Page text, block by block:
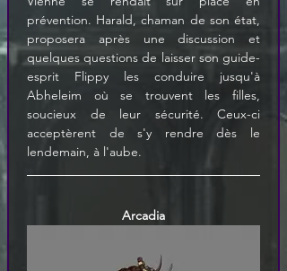
prévention. Harald, chaman de son état,
proposera après une discussion et
quelques questions de laisser son guide-
esprit Flippy les conduire jusqu'à
Abheleim où se trouvent les filles,
soucieux de leur sécurité. Ceux-ci
acceptèrent de s'y rendre dès le
lendemain, à l'aube.
Arcadia